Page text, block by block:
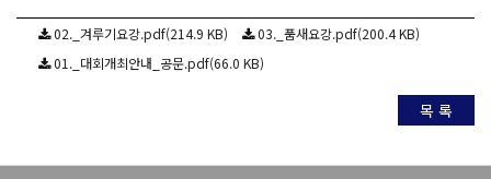
02._겨루기요강.pdf(214.9 KB)
03._품새요강.pdf(200.4 KB)
01._대회개최안내_공문.pdf(66.0 KB)
목 록